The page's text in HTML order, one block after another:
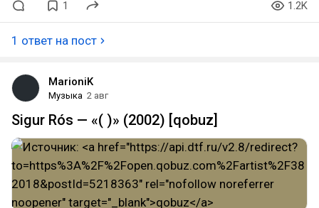
1 1.2K
1 ответ на пост
MarioniK
Музыка 2 авг
Sigur Rós — «( )» (2002) [qobuz]